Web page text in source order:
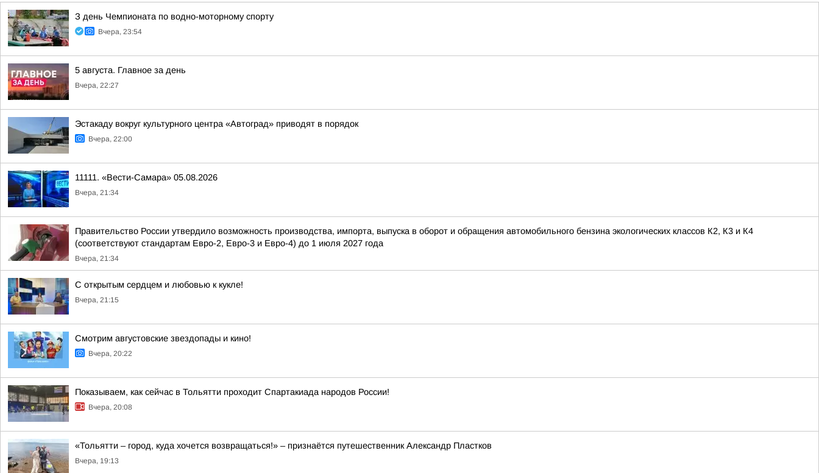
З день Чемпионата по водно-моторному спорту
Вчера, 23:54
5 августа. Главное за день
Вчера, 22:27
Эстакаду вокруг культурного центра «Автоград» приводят в порядок
Вчера, 22:00
11111. «Вести-Самара» 05.08.2026
Вчера, 21:34
Правительство России утвердило возможность производства, импорта, выпуска в оборот и обращения автомобильного бензина экологических классов К2, К3 и К4
(соответствуют стандартам Евро-2, Евро-3 и Евро-4) до 1 июля 2027 года
Вчера, 21:34
С открытым сердцем и любовью к кукле!
Вчера, 21:15
Смотрим августовские звездопады и кино!
Вчера, 20:22
Показываем, как сейчас в Тольятти проходит Спартакиада народов России!
Вчера, 20:08
«Тольятти – город, куда хочется возвращаться!» – признаётся путешественник Александр Пластков
Вчера, 19:13